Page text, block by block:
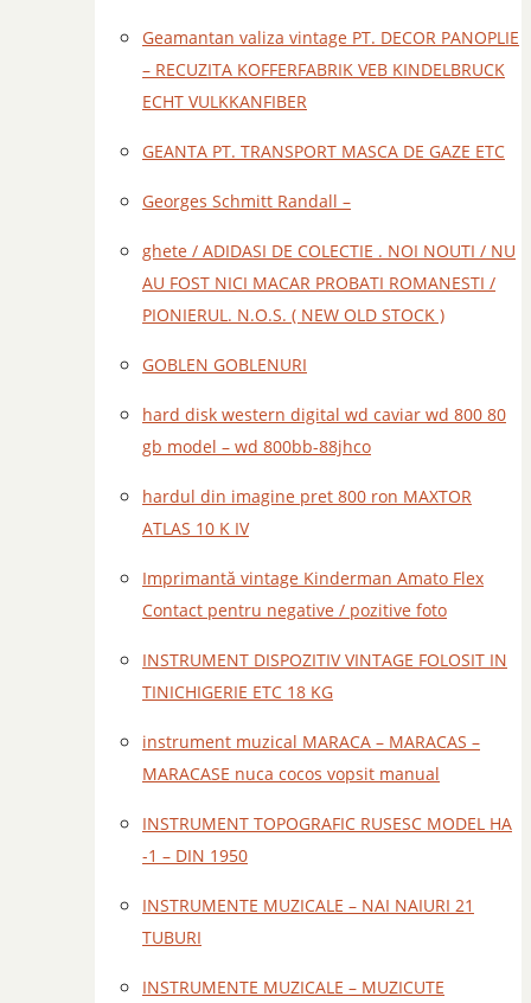
Geamantan valiza vintage PT. DECOR PANOPLIE
– RECUZITA KOFFERFABRIK VEB KINDELBRUCK
ECHT VULKKANFIBER
GEANTA PT. TRANSPORT MASCA DE GAZE ETC
Georges Schmitt Randall –
ghete / ADIDASI DE COLECTIE . NOI NOUTI / NU
AU FOST NICI MACAR PROBATI ROMANESTI /
PIONIERUL. N.O.S. ( NEW OLD STOCK )
GOBLEN GOBLENURI
hard disk western digital wd caviar wd 800 80
gb model – wd 800bb-88jhco
hardul din imagine pret 800 ron MAXTOR
ATLAS 10 K IV
Imprimantă vintage Kinderman Amato Flex
Contact pentru negative / pozitive foto
INSTRUMENT DISPOZITIV VINTAGE FOLOSIT IN
TINICHIGERIE ETC 18 KG
instrument muzical MARACA – MARACAS –
MARACASE nuca cocos vopsit manual
INSTRUMENT TOPOGRAFIC RUSESC MODEL HA
-1 – DIN 1950
INSTRUMENTE MUZICALE – NAI NAIURI 21
TUBURI
INSTRUMENTE MUZICALE – MUZICUTE